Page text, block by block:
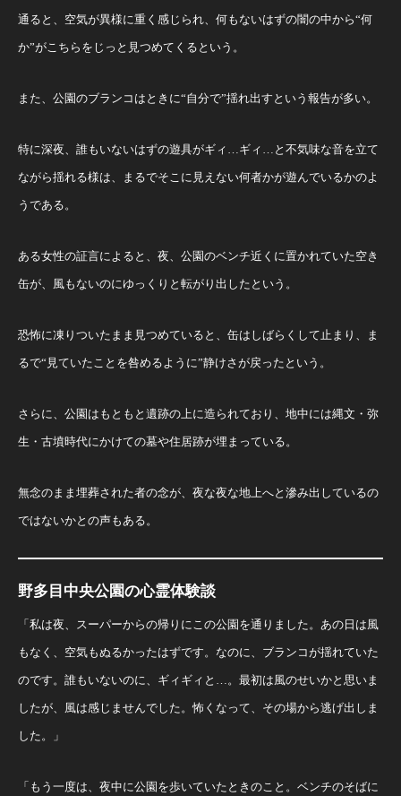
通ると、空気が異様に重く感じられ、何もないはずの闇の中から“何
か”がこちらをじっと見つめてくるという。
また、公園のブランコはときに“自分で”揺れ出すという報告が多い。
特に深夜、誰もいないはずの遊具がギィ…ギィ…と不気味な音を立て
ながら揺れる様は、まるでそこに見えない何者かが遊んでいるかのよ
うである。
ある女性の証言によると、夜、公園のベンチ近くに置かれていた空き
缶が、風もないのにゆっくりと転がり出したという。
恐怖に凍りついたまま見つめていると、缶はしばらくして止まり、ま
るで“見ていたことを咎めるように”静けさが戻ったという。
さらに、公園はもともと遺跡の上に造られており、地中には縄文・弥
生・古墳時代にかけての墓や住居跡が埋まっている。
無念のまま埋葬された者の念が、夜な夜な地上へと滲み出しているの
ではないかとの声もある。
野多目中央公園の心霊体験談
「私は夜、スーパーからの帰りにこの公園を通りました。あの日は風
もなく、空気もぬるかったはずです。なのに、ブランコが揺れていた
のです。誰もいないのに、ギィギィと…。最初は風のせいかと思いま
したが、風は感じませんでした。怖くなって、その場から逃げ出しま
した。」
「もう一度は、夜中に公園を歩いていたときのこと。ベンチのそばに